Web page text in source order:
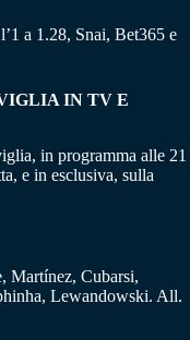
a 1.28, Snai, Bet365 e
IN TV E
in programma alle 21
e in esclusiva, sulla
Martínez, Cubarsi,
Lewandowski. All.